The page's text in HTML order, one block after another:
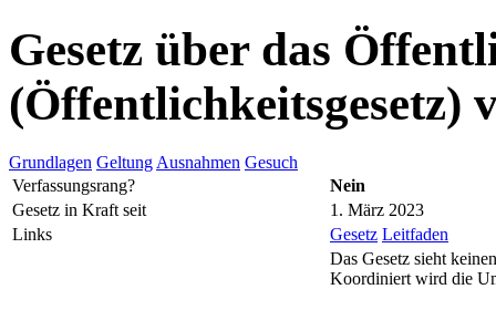
Gesetz über das
(Öffentlichkeitsgesetz)
Grundlagen Geltung Ausnahmen Gesuch
Verfassungsrang?
Nein
Gesetz in Kraft seit
1. März 2023
Links
Gesetz Leitfaden
Das Gesetz sieht
Koordiniert wird die